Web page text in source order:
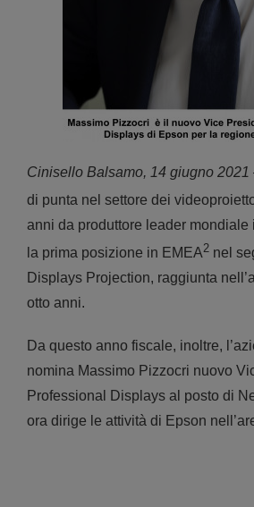
Cinisello Balsamo, 14 giugno 2021
di punta nel settore dei
anni da produttore leader mondiale
la prima posizione in EMEA2nel
Displays Projection, raggiunta
otto anni.
Da questo anno fiscale, inoltre,
nomina Massimo Pizzocri nuovo
Professional Displays al posto di
ora dirige le attività di Epson